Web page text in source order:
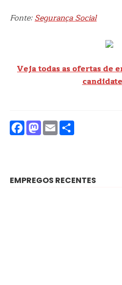
Fonte:Segurança Social
Veja todas as ofertas de
Facebook
Mastodon
Email
EMPREGOS RECENTES